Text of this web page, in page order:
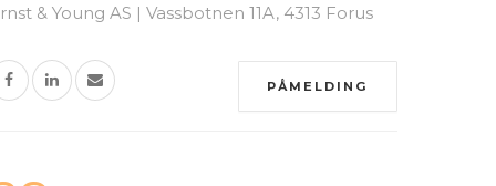
& Young AS | Vassbotnen 11A, 4313 Forus
PÅMELDING